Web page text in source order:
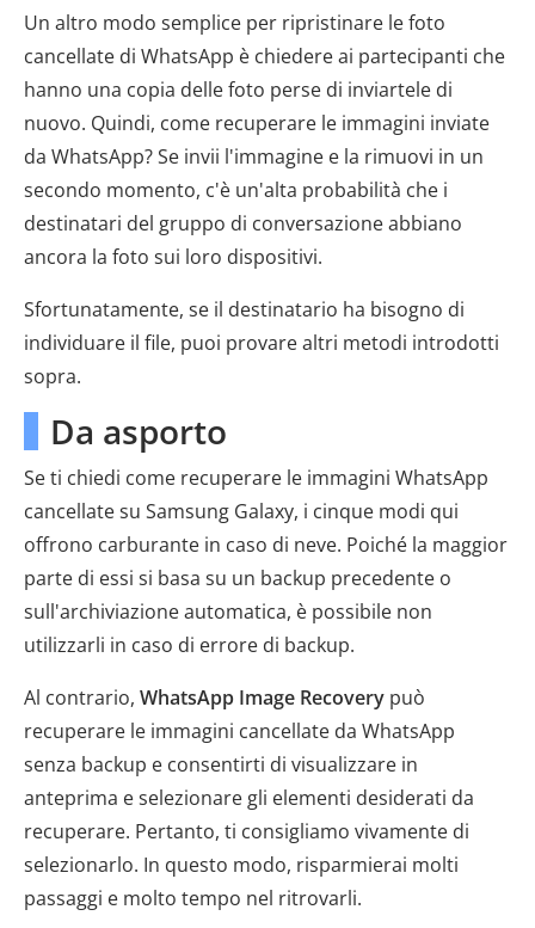
Un altro modo semplice per ripristinare le foto
cancellate di WhatsApp è chiedere ai partecipanti che
hanno una copia delle foto perse di inviartele di
nuovo. Quindi, come recuperare le immagini inviate
da WhatsApp? Se invii l'immagine e la rimuovi in un
secondo momento, c'è un'alta probabilità che i
destinatari del gruppo di conversazione abbiano
ancora la foto sui loro dispositivi.
Sfortunatamente, se il destinatario ha bisogno di
individuare il file, puoi provare altri metodi introdotti
sopra.
Da asporto
Se ti chiedi come recuperare le immagini WhatsApp
cancellate su Samsung Galaxy, i cinque modi qui
offrono carburante in caso di neve. Poiché la maggior
parte di essi si basa su un backup precedente o
sull'archiviazione automatica, è possibile non
utilizzarli in caso di errore di backup.
Al contrario, WhatsApp Image Recovery può
recuperare le immagini cancellate da WhatsApp
senza backup e consentirti di visualizzare in
anteprima e selezionare gli elementi desiderati da
recuperare. Pertanto, ti consigliamo vivamente di
selezionarlo. In questo modo, risparmierai molti
passaggi e molto tempo nel ritrovarli.